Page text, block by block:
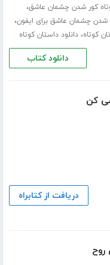
کور شدن چشمان عاشق،
شدن چشمان عاشق برای ایفون،
کوتاه،دانلود داستان کوتاه
دانلود کتاب
کن
دریافت از کتابراه
روح